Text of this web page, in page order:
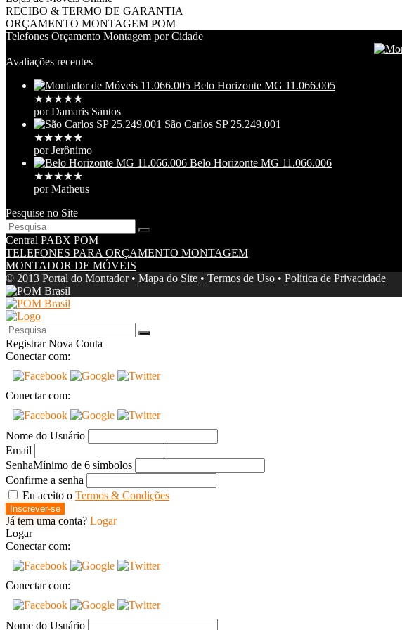
RECIBO & TERMO DE GARANTIA
ORÇAMENTO MONTAGEM POM
Telefones Orçamento Montagem por Cidade
Avaliações recentes
Belo Horizonte MG 11.066.005
★★★★★
por Damaris Santos
São Carlos SP 25.249.001
★★★★★
por Jerônimo
Belo Horizonte MG 11.066.006
★★★★★
por Matheus
Pesquise no Site
Central PABX POM
TELEFONES PARA ORÇAMENTO MONTAGEM
MONTADOR DE MÓVEIS
© 2013 Portal do Montador • Mapa do Site • Termos de Uso • Política de Privacidade
Registrar Nova Conta
Conectar com:
Conectar com:
Nome do Usuário
Email
SenhaMínimo de 6 símbolos
Confirme a senha
Eu aceito o Termos & Condições
Inscrever-se
Já tem uma conta? Logar
Logar
Conectar com:
Conectar com:
Nome do Usuário